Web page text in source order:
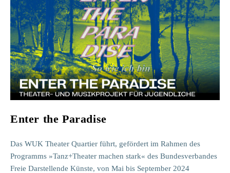
Enter the Paradise
Das WUK Theater Quartier führt, gefördert im Rahmen des
Programms »Tanz+Theater machen stark« des Bundesverbandes
Freie Darstellende Künste, von Mai bis September 2024